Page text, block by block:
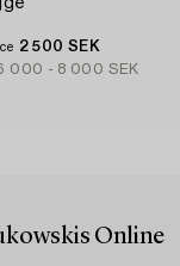
2 500 SEK
000 - 8 000 SEK
Online